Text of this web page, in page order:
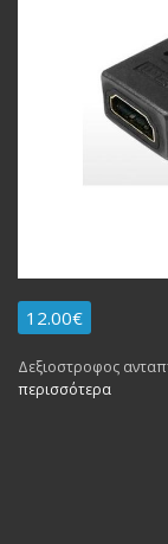
12.00€
Δεξιοστροφος
περισσότερα